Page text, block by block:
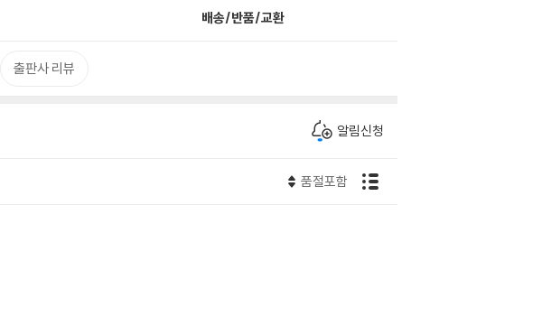
배송/반품/교환
출판사 리뷰
알림신청
품절포함